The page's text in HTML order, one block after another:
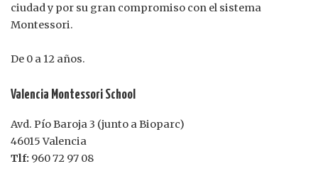
ciudad y por su gran compromiso con el sistema
Montessori.
De 0 a 12 años.
Valencia Montessori School
Avd. Pío Baroja 3 (junto a Bioparc)
46015 Valencia
Tlf: 960 72 97 08